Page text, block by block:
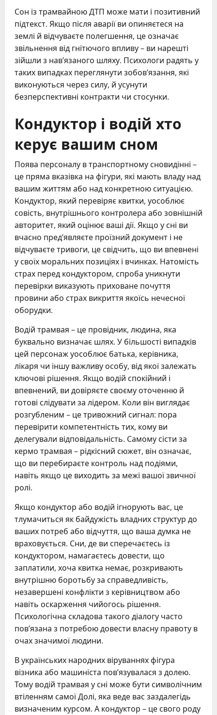
Сон із трамвайною ДТП може мати і позитивний
підтекст. Якщо після аварії ви опиняєтеся на
землі й відчуваєте полегшення, це означає
звільнення від гнітючого впливу – ви нарешті
зійшли з нав’язаного шляху. Психологи радять у
таких випадках переглянути зобов’язання, які
виконуються через силу, й усунути
безперспективні контракти чи стосунки.
Кондуктор і водій хто
керує вашим сном
Поява персоналу в транспортному сновидінні –
це пряма вказівка на фігури, які мають владу над
вашим життям або над конкретною ситуацією.
Кондуктор, який перевіряє квитки, уособлює
совість, внутрішнього контролера або зовнішній
авторитет, який оцінює ваші дії. Якщо у сні ви
вчасно пред’являєте проїзний документ і не
відчуваєте тривоги, це свідчить, що ви впевнені
у своїх моральних позиціях і вчинках. Натомість
страх перед кондуктором, спроба уникнути
перевірки виказують приховане почуття
провини або страх викриття якоїсь нечесної
оборудки.
Водій трамвая – це провідник, людина, яка
буквально визначає шлях. У більшості випадків
цей персонаж уособлює батька, керівника,
лікаря чи іншу важливу особу, від якої залежать
ключові рішення. Якщо водій спокійний і
впевнений, ви довіряєте своєму оточенню й
готові слідувати за лідером. Коли він виглядає
розгубленим – це тривожний сигнал: пора
перевірити компетентність тих, кому ви
делегували відповідальність. Самому сісти за
кермо трамвая – рідкісний сюжет, він означає,
що ви перебираєте контроль над подіями,
навіть якщо це виходить за межі вашої звичної
ролі.
Якщо кондуктор або водій ігнорують вас, це
тлумачиться як байдужість владних структур до
ваших потреб або відчуття, що ваша думка не
враховується. Сни, де ви сперечаєтесь із
кондуктором, намагаєтесь довести, що
заплатили, хоча квитка немає, розкривають
внутрішню боротьбу за справедливість,
незавершені конфлікти з керівництвом або
навіть оскарження чийогось рішення.
Психологічна складова такого діалогу часто
пов’язана з потребою довести власну правоту в
очах значимої людини.
В українських народних віруваннях фігура
візника або машиніста пов’язувалася з долею.
Тому водій трамвая у сні може бути символічним
втіленням самої Долі, яка веде вас заздалегідь
визначеним курсом. А кондуктор – це свого роду